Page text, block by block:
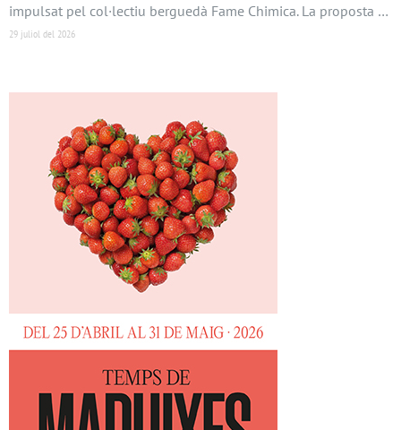
impulsat pel col·lectiu berguedà Fame Chimica. La proposta …
29 juliol del 2026